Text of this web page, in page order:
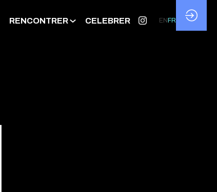
RENCONTRER CELEBRER EN FR